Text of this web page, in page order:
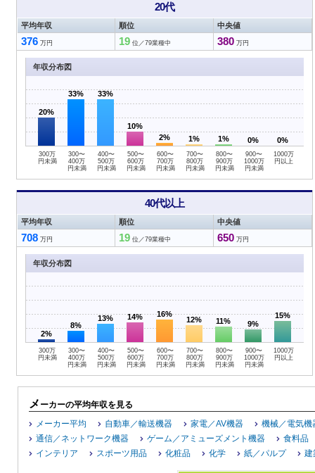
20代
平均年収 順位 中央値
376 万円 19 位／79業種中 380 万円
年収分布図
20%
33% 33%
10%
2%
1% 1% 0% 0%
300万
円未満
300〜
400万
円未満
400〜
500万
円未満
500〜
600万
円未満
600〜
700万
円未満
700〜
800万
円未満
800〜
900万
円未満
900〜
1000万
円未満
1000万
円以上
40代以上
平均年収 順位 中央値
708 万円 19 位／79業種中 650 万円
年収分布図
2%
8%
13% 14% 16%
12% 11% 9%
15%
300万
円未満
300〜
400万
円未満
400〜
500万
円未満
500〜
600万
円未満
600〜
700万
円未満
700〜
800万
円未満
800〜
900万
円未満
900〜
1000万
円未満
1000万
円以上
メ ーカーの平均年収を見る
メーカー平均 自動車／輸送機器 家電／AV機器
機械／電気機
通信／ネットワーク機器
ゲーム／アミューズメント機器
食料品
インテリア
スポーツ用品 化粧品 化学 紙／パルプ 建